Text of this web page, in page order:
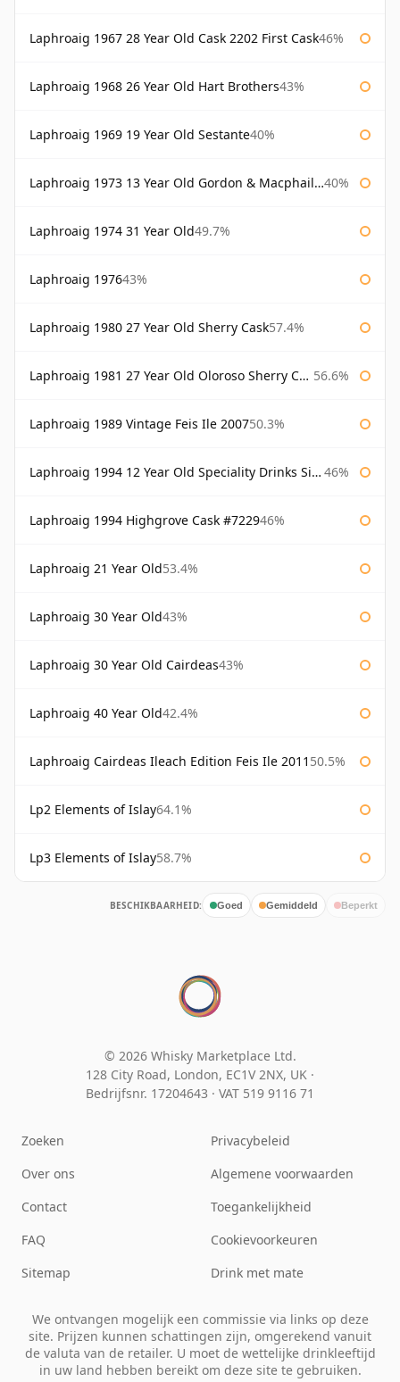
Laphroaig 1967 28 Year Old Cask 2202 First Cask46%
Laphroaig 1968 26 Year Old Hart Brothers43%
Laphroaig 1969 19 Year Old Sestante40%
Laphroaig 1973 13 Year Old Gordon & Macphail Connoisseurs Choice 40%
Laphroaig 1974 31 Year Old49.7%
Laphroaig 197643%
Laphroaig 1980 27 Year Old Sherry Cask57.4%
Laphroaig 1981 27 Year Old Oloroso Sherry Cask 56.6%
Laphroaig 1989 Vintage Feis Ile 200750.3%
Laphroaig 1994 12 Year Old Speciality Drinks Single Malts of Scotland 46%
Laphroaig 1994 Highgrove Cask #722946%
Laphroaig 21 Year Old53.4%
Laphroaig 30 Year Old43%
Laphroaig 30 Year Old Cairdeas43%
Laphroaig 40 Year Old42.4%
Laphroaig Cairdeas Ileach Edition Feis Ile 2011 50.5%
Lp2 Elements of Islay64.1%
Lp3 Elements of Islay58.7%
BESCHIKBAARHEID: Goed Gemiddeld Beperkt
© 2026 Whisky Marketplace Ltd.
128 City Road, London, EC1V 2NX, UK ·
Bedrijfsnr. 17204643 · VAT 519 9116 71
Zoeken
Over ons
Contact
FAQ
Sitemap
Privacybeleid
Algemene voorwaarden
Toegankelijkheid
Cookievoorkeuren
Drink met mate
We ontvangen mogelijk een commissie via links op deze
site. Prijzen kunnen schattingen zijn, omgerekend vanuit
de valuta van de retailer. U moet de wettelijke drinkleeftijd
in uw land hebben bereikt om deze site te gebruiken.